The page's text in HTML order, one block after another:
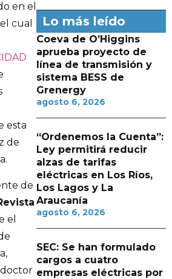
en el
cual
esta
de
de
el
Lo más leído
Coeva de O’Higgins
aprueba proyecto de
línea de transmisión y
sistema BESS de
Grenergy
agosto 6, 2026
“Ordenemos la Cuenta”:
Ley permitirá reducir
alzas de tarifas
eléctricas en Los Ríos,
Los Lagos y La
Araucanía
agosto 6, 2026
SEC: Se han formulado
cargos a cuatro
empresas eléctricas por